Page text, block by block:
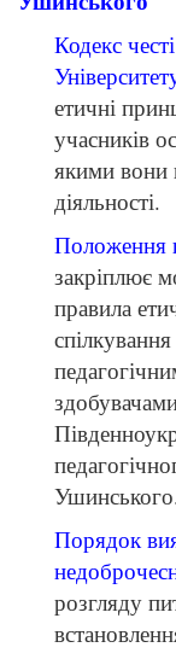
Кодекс
етичні
учасників
якими вони
діяльності.
Положення
закріплює
правила
Порядок
розгляду